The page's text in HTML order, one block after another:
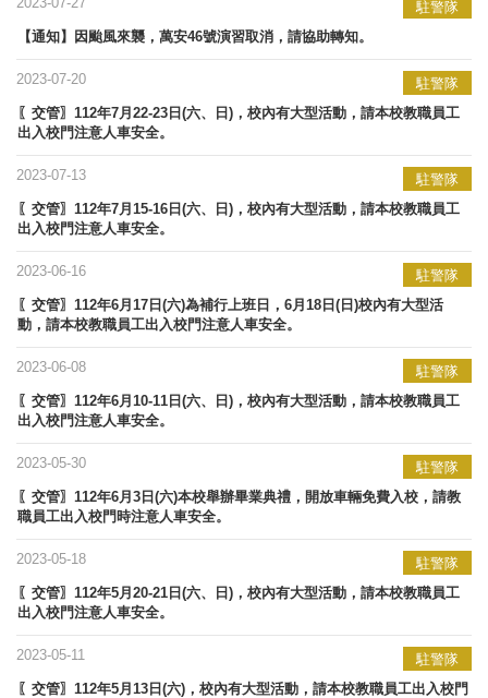
駐警隊
【通知】因颱風來襲，萬安46號演習取消，請協助轉知。
駐警隊
2023-07-20
〖交管〗112年7月22-23日(六、日)，校內有大型活動，請本校教職員工
出入校門注意人車安全。
駐警隊
2023-07-13
〖交管〗112年7月15-16日(六、日)，校內有大型活動，請本校教職員工
出入校門注意人車安全。
駐警隊
2023-06-16
〖交管〗112年6月17日(六)為補行上班日，6月18日(日)校內有大型活
動，請本校教職員工出入校門注意人車安全。
駐警隊
2023-06-08
〖交管〗112年6月10-11日(六、日)，校內有大型活動，請本校教職員工
出入校門注意人車安全。
駐警隊
2023-05-30
〖交管〗112年6月3日(六)本校舉辦畢業典禮，開放車輛免費入校，請教
職員工出入校門時注意人車安全。
駐警隊
2023-05-18
〖交管〗112年5月20-21日(六、日)，校內有大型活動，請本校教職員工
出入校門注意人車安全。
駐警隊
2023-05-11
〖交管〗112年5月13日(六)，校內有大型活動，請本校教職員工出入校門